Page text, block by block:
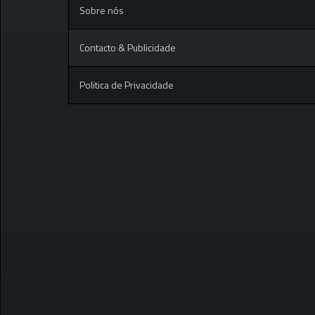
Sobre nós
Contacto & Publicidade
Politica de Privacidade